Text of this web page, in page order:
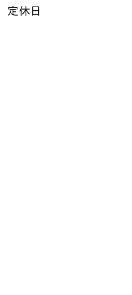
定休日